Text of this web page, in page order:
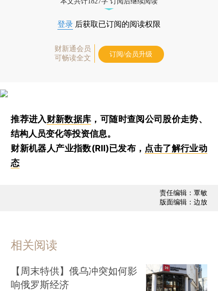
登录 后获取已订阅的阅读权限
财新通会员
可畅读全文
订阅/会员升级
推荐进入财新数据库 ，可随时查阅公司股价走势、
结构人员变化等投资信息。
财新机器人产业指数(RII)已发布， 点击了解行业动
态
责任编辑：覃敏
版面编辑：边放
相关阅读
【周末特供】俄乌冲突如何影
响俄罗斯经济